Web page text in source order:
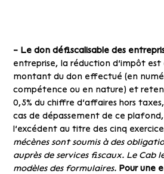
– Le don défiscalisable des
entreprise, la réduction d’impôt est
montant du don effectué (en
compétence ou en nature) et
0,5% du chiffre d’affaires hors
cas de dépassement de ce
l’excédent au titre des cinq
mécènes sont soumis à des
auprès de services fiscaux. Le Cab
modèles des formulaires. Pour une